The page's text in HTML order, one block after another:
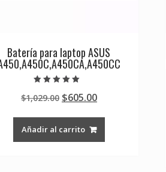
Batería para laptop ASUS
5.00
de 5
$1,029.00 Original
was:
$1,029.00.
$605.00Current
$605.00.
Añadir al carrito